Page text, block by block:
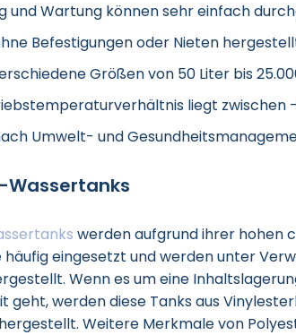
und Wartung können sehr einfach
Befestigungen oder Nieten
Größen von 50 Liter bis
liegt zwischen
Umwelt- und
Wassertanks
werden aufgrund ihrer hohen
häufig eingesetzt und werden unter
Wenn es um eine
geht, werden diese Tanks aus
Weitere Merkmale von